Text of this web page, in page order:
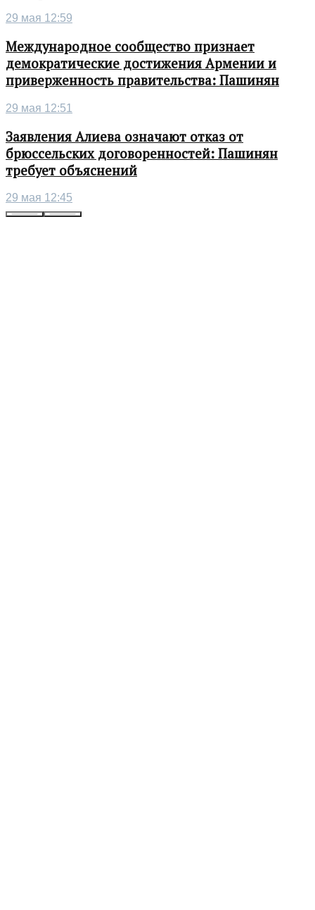
29 мая 12:59
Международное сообщество признает
демократические достижения Армении и
приверженность правительства: Пашинян
29 мая 12:51
Заявления Алиева означают отказ от
брюссельских договоренностей: Пашинян
требует объяснений
29 мая 12:45